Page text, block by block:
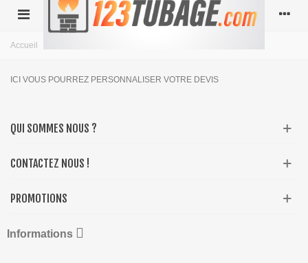
Accueil
ICI VOUS POURREZ PERSONNALISER VOTRE DEVIS
QUI SOMMES NOUS ?
CONTACTEZ NOUS !
PROMOTIONS
Informations 